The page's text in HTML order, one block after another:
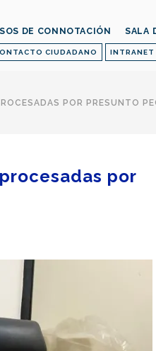
CIUDADANO INTRANET
DE CONNOTACIÓN SALA
POR PRESUNTO
por